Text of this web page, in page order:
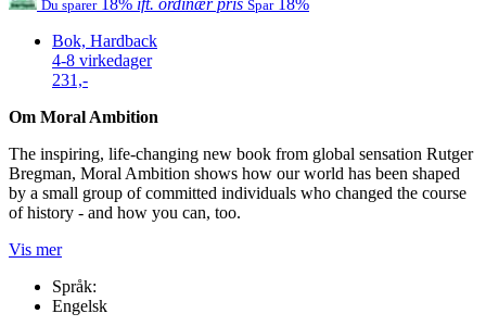
Du sparer Spar
Bok, Hardback
4-8 virkedager
231,-
Om Moral Ambition
The inspiring, life-changing new book from global sensation Rutger
Bregman, Moral Ambition shows how our world has been shaped
by a small group of committed individuals who changed the course
of history - and how you can, too.
Vis mer
Språk:
Engelsk